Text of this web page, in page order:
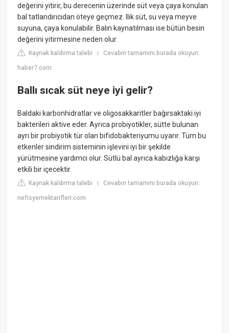
değerini yitirir, bu derecenin üzerinde süt veya çaya konulan
bal tatlandırıcıdan öteye geçmez. Ilık süt, su veya meyve
suyuna, çaya konulabilir. Balın kaynatılması ise bütün besin
değerini yitirmesine neden olur.
Kaynak kaldırma talebi |Cevabın tamamını burada okuyun:
haber7.com
Ballı sıcak süt neye iyi gelir?
Baldaki karbonhidratlar ve oligosakkaritler bağırsaktaki iyi
bakterileri aktive eder. Ayrıca probiyotikler, sütte bulunan
ayrı bir probiyotik tür olan bifidobakteriyumu uyarır. Tüm bu
etkenler sindirim sisteminin işlevini iyi bir şekilde
yürütmesine yardımcı olur. Sütlü bal ayrıca kabızlığa karşı
etkili bir içecektir.
Kaynak kaldırma talebi |Cevabın tamamını burada okuyun:
nefisyemektarifleri.com